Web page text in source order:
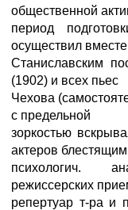
общественной
период
осуществил
Станиславским
(1902) и всех пьес
Чехова
с предельной
зоркостью
актеров блестящим
психологич.
режиссерских
репертуар т-ра и